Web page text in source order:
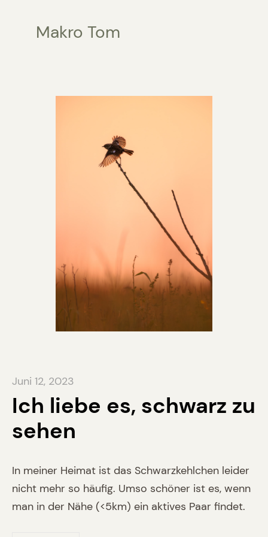
Makro Tom
Juni 12, 2023
Ich liebe es, schwarz zu
sehen
In meiner Heimat ist das Schwarzkehlchen leider
nicht mehr so häufig. Umso schöner ist es, wenn
man in der Nähe (<5km) ein aktives Paar findet.